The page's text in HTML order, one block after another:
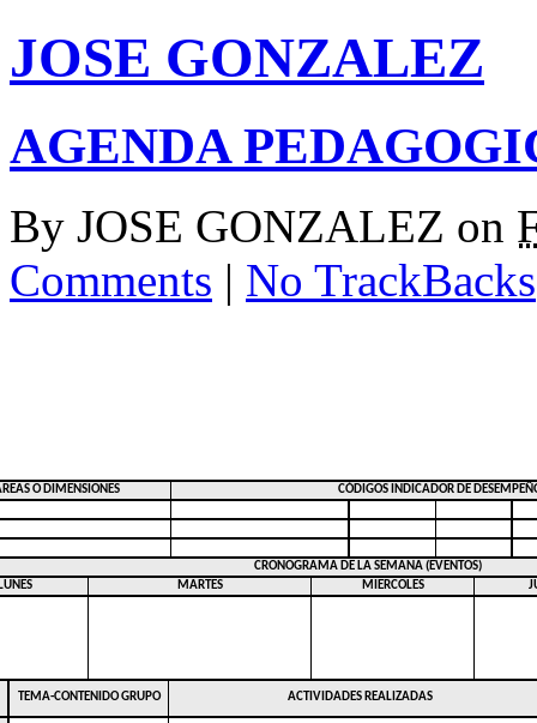
JOSE GONZALEZ
AGENDA
By JOSE GONZALEZ on
Comments | No TrackBacks
O DIMENSIONES CÓDIGOS INDICADOR DE
CRONOGRAMA DE LA SEMANA(EVENTOS)
MARTES MIERCOLES
TEMA-CONTENIDO GRUPO ACTIVIDADES REALIZADAS